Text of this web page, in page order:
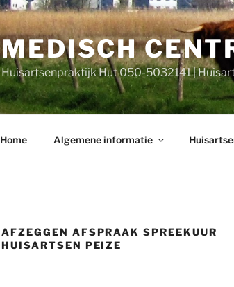
MEDISCH
Huisartsenpraktijk Hut 050-5032141 |
Home Algemene informatie
AFZEGGEN AFSPRAAK SPREEKUUR
HUISARTSEN PEIZE